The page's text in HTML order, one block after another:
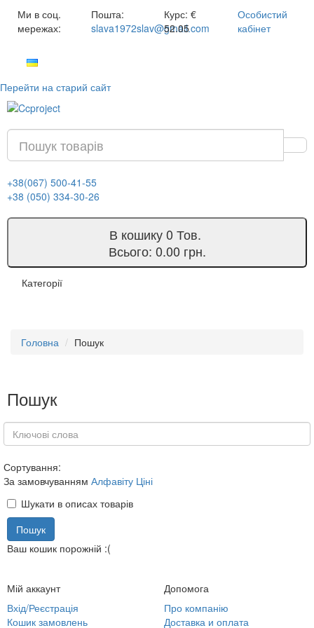
Ми в соц.
мережах:
Пошта:
slava1972slav@gmail.com
Курс: €
52.05
Особистий
кабінет
Перейти на старий сайт
+38(067) 500-41-55
+38 (050) 334-30-26
В кошику0 Тов.
Всього: 0.00 грн.
Категорії
Головна Пошук
Пошук
Сортування:
За замовчуванням Алфавіту Ціні
Шукати в описах товарів
Ваш кошик порожній :(
Мій аккаунт
Вхід/Реєстрація
Кошик замовлень
Допомога
Про компанію
Доставка и оплата